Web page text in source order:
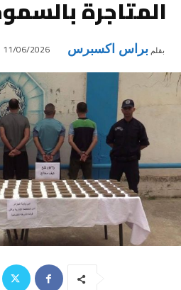
المتاجرة
بقلم براس اكسبرس 11/06/2026